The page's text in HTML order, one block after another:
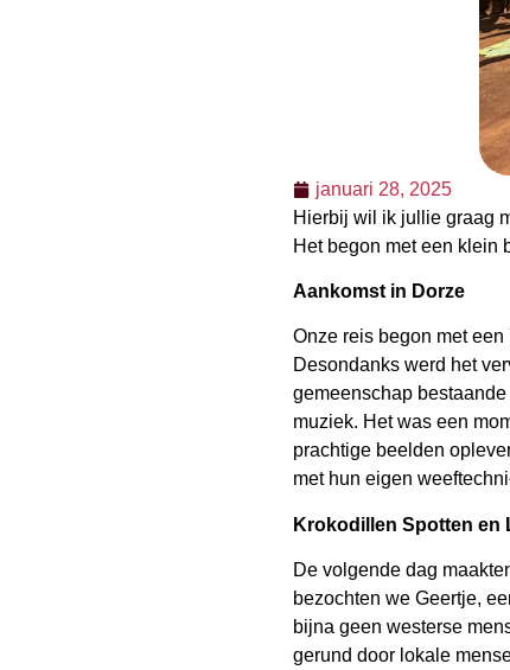
januari 28, 2025
Hierbij wil ik jullie graag
Het begon met een klein
Aankomst in Dorze
Onze reis begon met
Desondanks werd het
gemeenschap
muziek. Het was een
prachtige beelden
met hun eigen
Krokodillen Spotten en
De volgende dag
bezochten we Geertje,
bijna geen westerse
gerund door lokale